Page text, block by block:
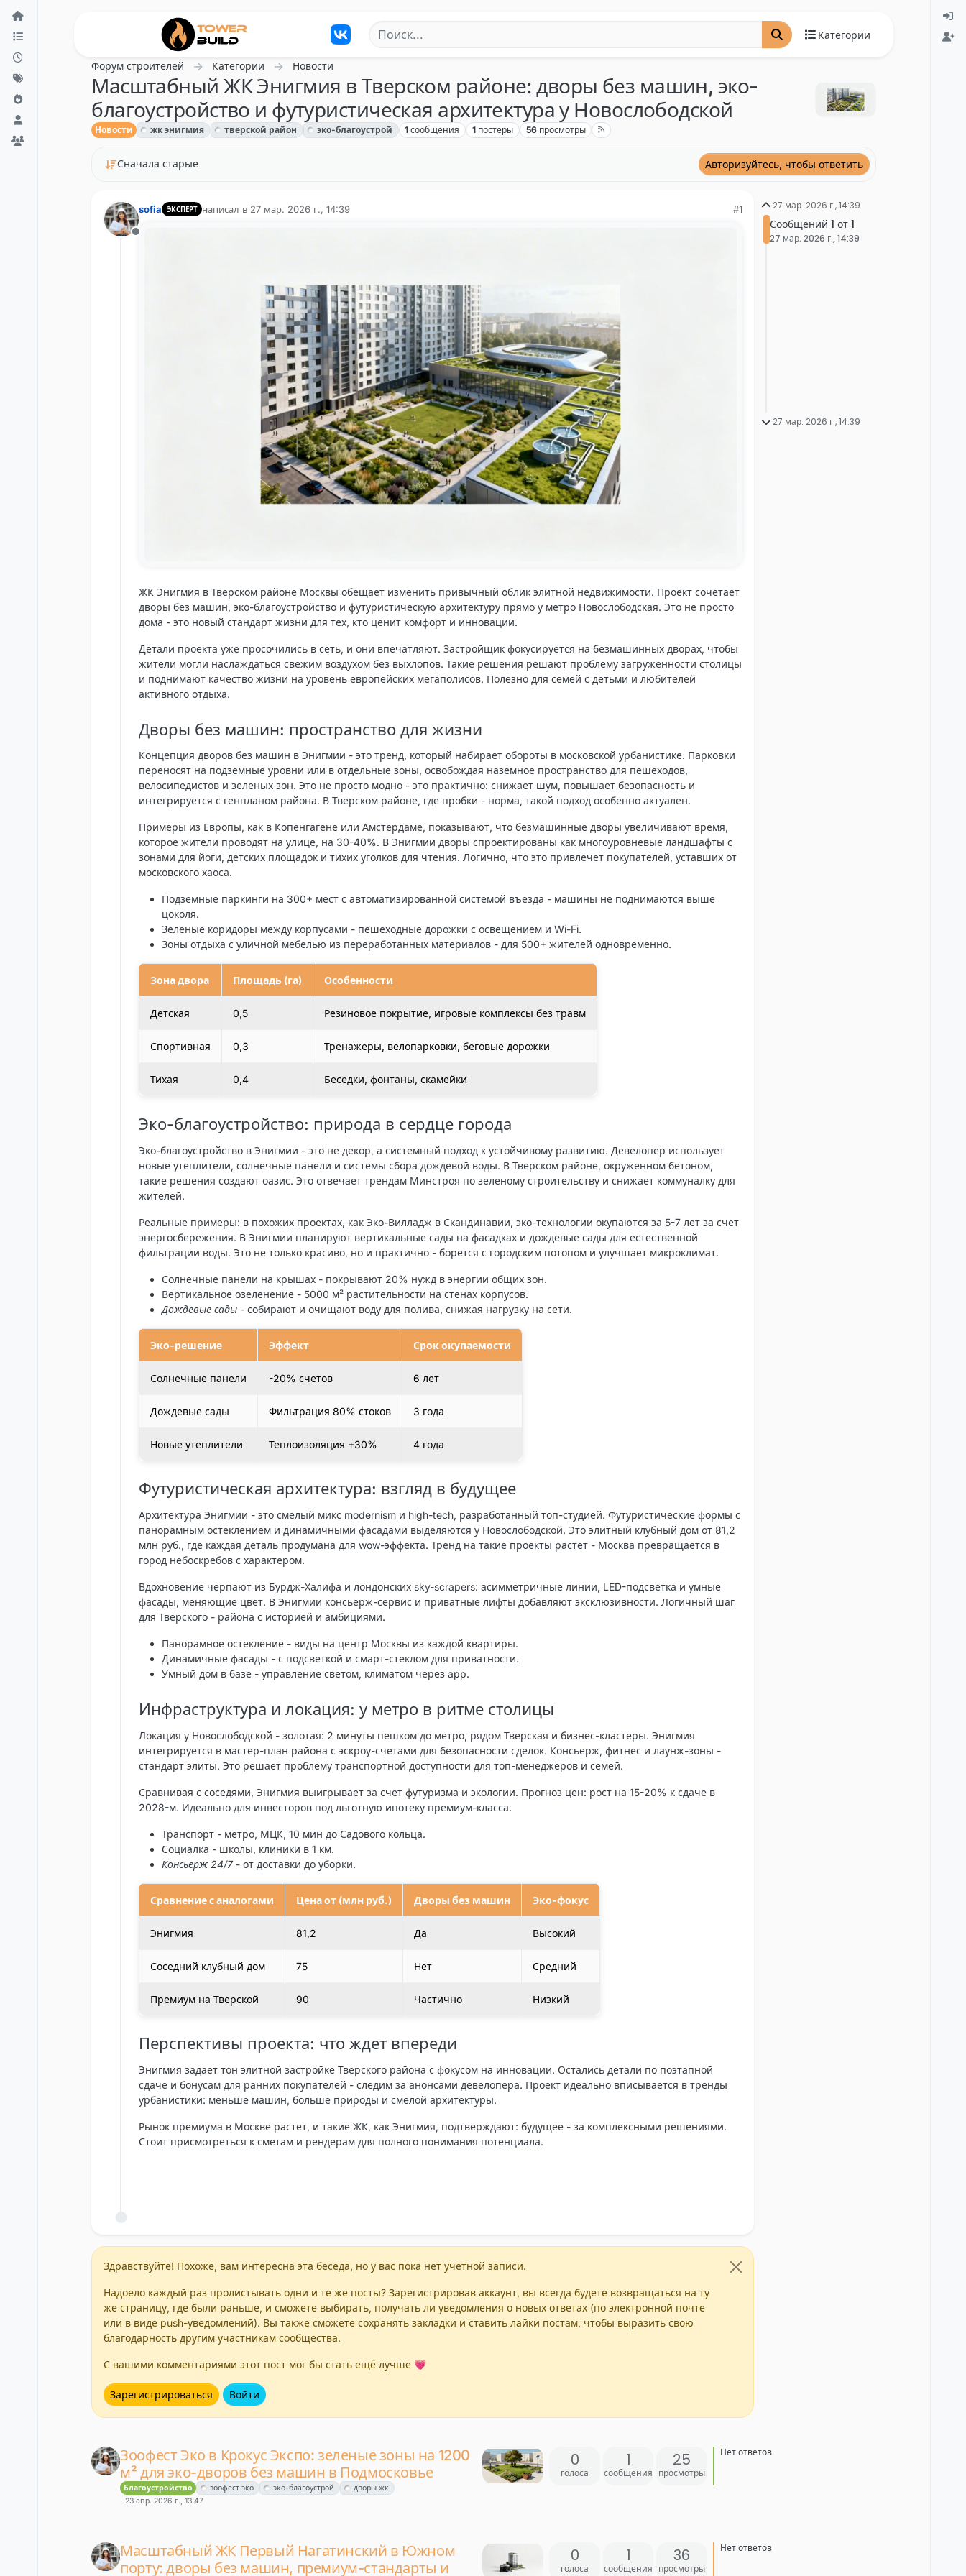
Перейти к содержанию
Категории
Форум строителей Категории Новости
Масштабный ЖК Энигмия в Тверском районе: дворы без машин, эко-
благоустройство и футуристическая архитектура у Новослободской
Новости жк энигмия тверской район эко-благоустрой 1 сообщения 1 постеры 56 просмотры
Сначала старые Авторизуйтесь, чтобы ответить
Не в сети
sofia ЭКСПЕРТ написал в 27 мар. 2026 г., 14:39
отредактировано
#1
ЖКЭнигмия в Тверском районе Москвы обещает изменить привычный облик элитной недвижимости. Проект сочетает
дворы без машин, эко-благоустройство и футуристическую архитектуру прямо у метро Новослободская. Это не просто
дома - это новый стандарт жизни для тех, кто ценит комфорт и инновации.
Детали проекта уже просочились в сеть, и они впечатляют. Застройщик фокусируется набезмашинных дворах, чтобы
жители могли наслаждаться свежим воздухом без выхлопов. Такие решения решают проблему загруженности столицы
и поднимают качество жизни на уровень европейских мегаполисов. Полезно для семей с детьми и любителей
активного отдыха.
Дворы без машин: пространство для жизни
Концепция дворов без машин вЭнигмии - это тренд, который набирает обороты в московской урбанистике. Парковки
переносят на подземные уровни или в отдельные зоны, освобождая наземное пространство для пешеходов,
велосипедистов и зеленых зон. Это не просто модно - это практично: снижает шум, повышает безопасность и
интегрируется с генпланом района. В Тверском районе, где пробки - норма, такой подход особенно актуален.
Примеры из Европы, как в Копенгагене или Амстердаме, показывают, что безмашинные дворы увеличивают время,
которое жители проводят на улице, на 30-40%. ВЭнигмии дворы спроектированы как многоуровневые ландшафты с
зонами для йоги, детских площадок и тихих уголков для чтения. Логично, что это привлечет покупателей, уставших от
московского хаоса.
Подземные паркинги на 300+ мест с автоматизированной системой въезда - машины не поднимаются выше
цоколя.
Зеленые коридоры между корпусами - пешеходные дорожки с освещением и Wi-Fi.
Зоны отдыха с уличной мебелью из переработанных материалов - для 500+ жителей одновременно.
Зона двора Площадь (га) Особенности
Детская 0,5 Резиновое покрытие, игровые комплексы без травм
Спортивная 0,3 Тренажеры, велопарковки, беговые дорожки
Тихая 0,4 Беседки, фонтаны, скамейки
Эко-благоустройство: природа в сердце города
Эко-благоустройство вЭнигмии - это не декор, а системный подход к устойчивому развитию. Девелопер использует
новые утеплители, солнечные панели и системы сбора дождевой воды. В Тверском районе, окруженном бетоном,
такие решения создают оазис. Это отвечает трендам Минстроя по зеленому строительству и снижает коммуналку для
жителей.
Реальные примеры: в похожих проектах, какЭко-Вилладж в Скандинавии, эко-технологии окупаются за 5-7 лет за счет
энергосбережения. ВЭнигмии планируют вертикальные сады на фасадках и дождевые сады для естественной
фильтрации воды. Это не только красиво, но и практично - борется с городским потопом и улучшает микроклимат.
Солнечные панели на крышах - покрывают 20% нужд в энергии общих зон.
Вертикальное озеленение - 5000 м² растительности на стенах корпусов.
Дождевые сады - собирают и очищают воду для полива, снижая нагрузку на сети.
Эко-решение Эффект Срок окупаемости
Солнечные панели -20% счетов 6 лет
Дождевые сады Фильтрация 80% стоков 3 года
Новые утеплители Теплоизоляция +30% 4 года
Футуристическая архитектура: взгляд в будущее
АрхитектураЭнигмии - это смелый микс modernism и high-tech, разработанный топ-студией. Футуристические формы с
панорамным остеклением и динамичными фасадами выделяются у Новослободской. Это элитный клубный дом от 81,2
млн руб., где каждая деталь продумана для wow-эффекта. Тренд на такие проекты растет - Москва превращается в
город небоскребов с характером.
Вдохновение черпают из Бурдж-Халифа и лондонских sky-scrapers: асимметричные линии, LED-подсветка и умные
фасады, меняющие цвет. ВЭнигмии консьерж-сервис и приватные лифты добавляют эксклюзивности. Логичный шаг
для Тверского - района с историей и амбициями.
Панорамное остекление - виды на центр Москвы из каждой квартиры.
Динамичные фасады - с подсветкой и смарт-стеклом для приватности.
Умный дом в базе - управление светом, климатом через app.
Инфраструктура и локация: у метро в ритме столицы
Локация у Новослободской - золотая: 2 минуты пешком до метро, рядом Тверская и бизнес-кластеры.Энигмия
интегрируется в мастер-план района с эскроу-счетами для безопасности сделок. Консьерж, фитнес и лаунж-зоны -
стандарт элиты. Это решает проблему транспортной доступности для топ-менеджеров и семей.
Сравнивая с соседями,Энигмия выигрывает за счет футуризма и экологии. Прогноз цен: рост на 15-20% к сдаче в
2028-м. Идеально для инвесторов под льготную ипотеку премиум-класса.
Транспорт - метро, МЦК, 10 мин до Садового кольца.
Социалка - школы, клиники в 1 км.
Консьерж 24/7- от доставки до уборки.
Сравнение с аналогами Цена от (млн руб.) Дворы без машин Эко-фокус
Энигмия 81,2 Да Высокий
Соседний клубный дом 75 Нет Средний
Премиум на Тверской 90 Частично Низкий
Перспективы проекта: что ждет впереди
Энигмия задает тон элитной застройке Тверского района с фокусом на инновации. Остались детали по поэтапной
сдаче и бонусам для ранних покупателей - следим за анонсами девелопера. Проект идеально вписывается в тренды
урбанистики: меньше машин, больше природы и смелой архитектуры.
Рынок премиума в Москве растет, и такие ЖК, какЭнигмия, подтверждают: будущее - за комплексными решениями.
Стоит присмотреться к сметам и рендерам для полного понимания потенциала.
Здравствуйте! Похоже, вам интересна эта беседа, но у вас пока нет учетной записи.
Надоело каждый раз пролистывать одни и те же посты? Зарегистрировав аккаунт, вы всегда будете возвращаться на ту
же страницу, где были раньше, и сможете выбирать, получать ли уведомления о новых ответах (по электронной почте
или в виде push-уведомлений). Вы также сможете сохранять закладки и ставить лайки постам, чтобы выразить свою
благодарность другим участникам сообщества.
С вашими комментариями этот пост мог бы стать ещё лучше 💗
Зарегистрироваться Войти
27 мар. 2026 г., 14:39
Сообщений 1 от 1
27 мар. 2026 г., 14:39
27 мар. 2026 г., 14:39
Зоофест Эко в Крокус Экспо: зеленые зоны на 1200
м² для эко-дворов без машин в Подмосковье
Благоустройство зоофест эко эко-благоустрой
дворы жк
23 апр. 2026 г., 13:47
0
голоса
1
сообщения
25
просмотры
Нет ответов
Масштабный ЖК Первый Нагатинский в Южном
порту: дворы без машин, премиум-стандарты и
0
голоса
1
сообщения
36
просмотры
Нет ответов